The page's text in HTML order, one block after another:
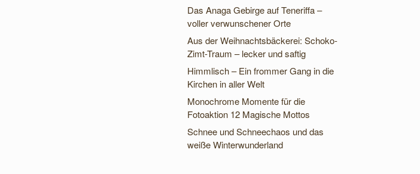
Das Anaga Gebirge auf Teneriffa –
voller verwunschener Orte
Aus der Weihnachtsbäckerei: Schoko-
Zimt-Traum – lecker und saftig
Himmlisch – Ein frommer Gang in die
Kirchen in aller Welt
Monochrome Momente für die
Fotoaktion 12 Magische Mottos
Schnee und Schneechaos und das
weiße Winterwunderland